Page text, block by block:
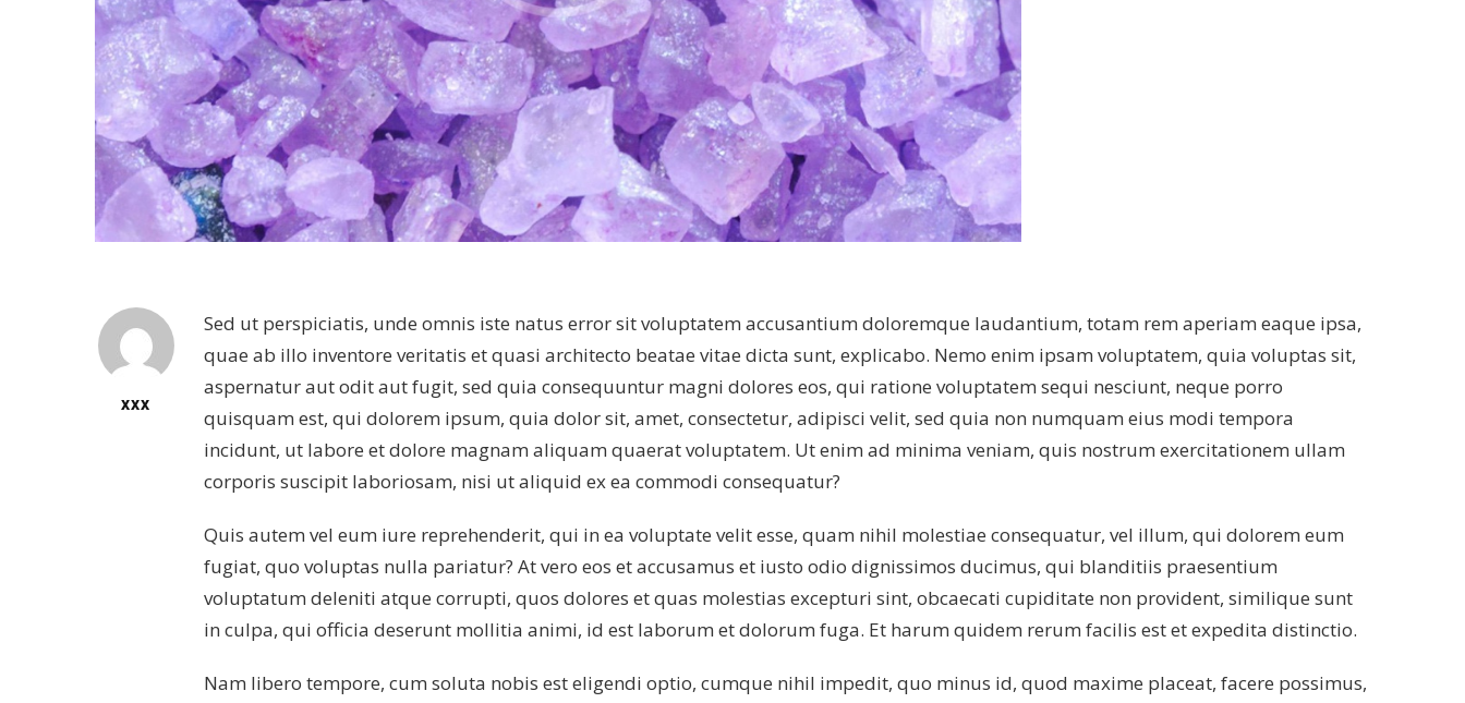
XXX
Sed ut perspiciatis, unde omnis iste natus error sit voluptatem accusantium doloremque laudantium, totam rem aperiam eaque ipsa,
quae ab illo inventore veritatis et quasi architecto beatae vitae dicta sunt, explicabo. Nemo enim ipsam voluptatem, quia voluptas sit,
aspernatur aut odit aut fugit, sed quia consequuntur magni dolores eos, qui ratione voluptatem sequi nesciunt, neque porro
quisquam est, qui dolorem ipsum, quia dolor sit, amet, consectetur, adipisci velit, sed quia non numquam eius modi tempora
incidunt, ut labore et dolore magnam aliquam quaerat voluptatem. Ut enim ad minima veniam, quis nostrum exercitationem ullam
corporis suscipit laboriosam, nisi ut aliquid ex ea commodi consequatur?
Quis autem vel eum iure reprehenderit, qui in ea voluptate velit esse, quam nihil molestiae consequatur, vel illum, qui dolorem eum
fugiat, quo voluptas nulla pariatur? At vero eos et accusamus et iusto odio dignissimos ducimus, qui blanditiis praesentium
voluptatum deleniti atque corrupti, quos dolores et quas molestias excepturi sint, obcaecati cupiditate non provident, similique sunt
in culpa, qui officia deserunt mollitia animi, id est laborum et dolorum fuga. Et harum quidem rerum facilis est et expedita distinctio.
Nam libero tempore, cum soluta nobis est eligendi optio, cumque nihil impedit, quo minus id, quod maxime placeat, facere possimus,